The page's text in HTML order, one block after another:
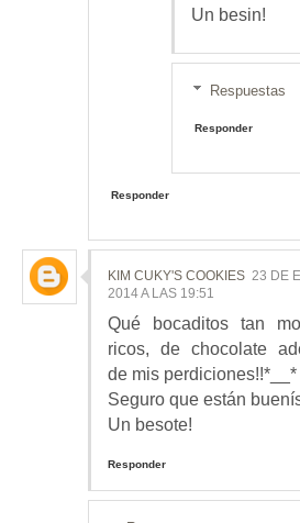
Un besin!
Respuestas
Responder
Responder
KIM CUKY'S COOKIES 23 DE
2014 A LAS 19:51
Qué bocaditos tan
ricos, de chocolate
de mis perdiciones!!*__*
Seguro que están
Un besote!
Responder